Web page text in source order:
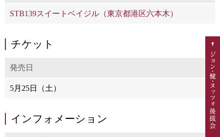
STB139スイートベイジル（東京都港区六本木）
チケット
発売日
5月25日（土）
インフォメーション